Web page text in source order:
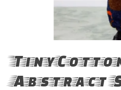
Abstract